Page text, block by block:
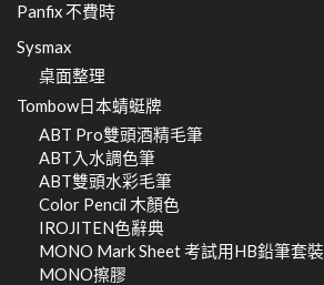
Panfix 不費時
Sysmax
桌面整理
Tombow日本蜻蜓牌
ABT Pro雙頭酒精毛筆
ABT入水調色筆
ABT雙頭水彩毛筆
Color Pencil 木顏色
IROJITEN色辭典
MONO Mark Sheet 考試用HB鉛筆套裝
MONO擦膠